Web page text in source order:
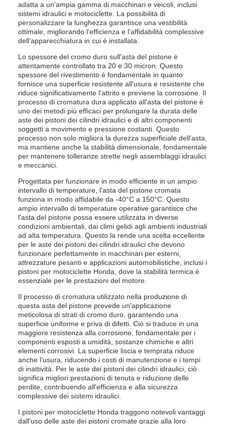
adatta a un'ampia gamma di macchinari e veicoli, inclusi
sistemi idraulici e motociclette. La possibilità di
personalizzare la lunghezza garantisce una vestibilità
ottimale, migliorando l'efficienza e l'affidabilità complessive
dell'apparecchiatura in cui è installata.
Lo spessore del cromo duro sull'asta del pistone è
attentamente controllato tra 20 e 30 micron. Questo
spessore del rivestimento è fondamentale in quanto
fornisce una superficie resistente all'usura e resistente che
riduce significativamente l'attrito e previene la corrosione. Il
processo di cromatura dura applicato all'asta del pistone è
uno dei metodi più efficaci per prolungare la durata delle
aste dei pistoni dei cilindri idraulici e di altri componenti
soggetti a movimento e pressione costanti. Questo
processo non solo migliora la durezza superficiale dell'asta,
ma mantiene anche la stabilità dimensionale, fondamentale
per mantenere tolleranze strette negli assemblaggi idraulici
e meccanici.
Progettata per funzionare in modo efficiente in un ampio
intervallo di temperature, l'asta del pistone cromata
funziona in modo affidabile da -40°C a 150°C. Questo
ampio intervallo di temperature operative garantisce che
l'asta del pistone possa essere utilizzata in diverse
condizioni ambientali, dai climi gelidi agli ambienti industriali
ad alta temperatura. Questo la rende una scelta eccellente
per le aste dei pistoni dei cilindri idraulici che devono
funzionare perfettamente in macchinari per esterni,
attrezzature pesanti e applicazioni automobilistiche, inclusi i
pistoni per motociclette Honda, dove la stabilità termica è
essenziale per le prestazioni del motore.
Il processo di cromatura utilizzato nella produzione di
questa asta del pistone prevede un'applicazione
meticolosa di strati di cromo duro, garantendo una
superficie uniforme e priva di difetti. Ciò si traduce in una
maggiore resistenza alla corrosione, fondamentale per i
componenti esposti a umidità, sostanze chimiche e altri
elementi corrosivi. La superficie liscia e temprata riduce
anche l'usura, riducendo i costi di manutenzione e i tempi
di inattività. Per le aste dei pistoni dei cilindri idraulici, ciò
significa migliori prestazioni di tenuta e riduzione delle
perdite, contribuendo all'efficienza e alla sicurezza
complessive dei sistemi idraulici.
I pistoni per motociclette Honda traggono notevoli vantaggi
dall'uso delle aste dei pistoni cromate grazie alla loro